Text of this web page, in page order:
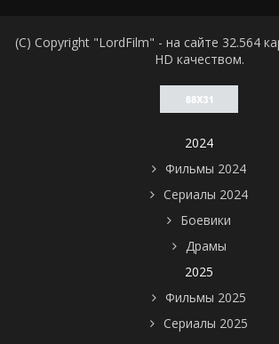
(C) Copyright "LordFilm" - на сайте 32.564
HD качеством.
2024
Фильмы 2024
Сериалы 2024
Боевики
Драмы
2025
Фильмы 2025
Сериалы 2025